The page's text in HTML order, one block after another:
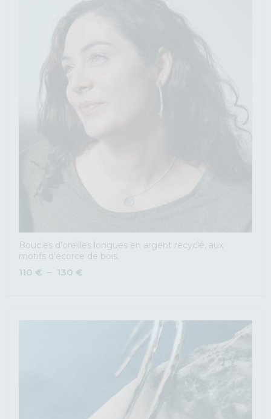
Boucles d’oreilles longues en argent recyclé, aux
motifs d’écorce de bois.
110 € – 130 €